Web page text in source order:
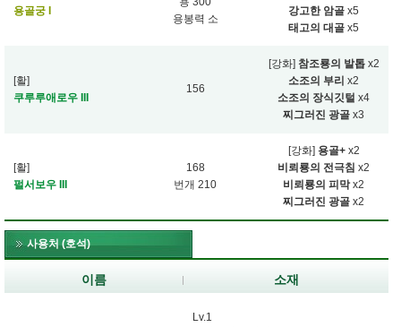
용골궁 I
용봉력 소
강고한 암골 x5
태고의 대골 x5
[활]
쿠루루애로우 III
156
[강화] 참조룡의 발톱x2
소조의 부리 x2
소조의 장식깃털 x4
찌그러진 광골 x3
[활]
펄서보우 III
168
번개 210
[강화] 용골+x2
비뢰룡의 전극침 x2
비뢰룡의 피막x2
찌그러진 광골 x2
사용처 (호석)
이름 소재
Lv.1